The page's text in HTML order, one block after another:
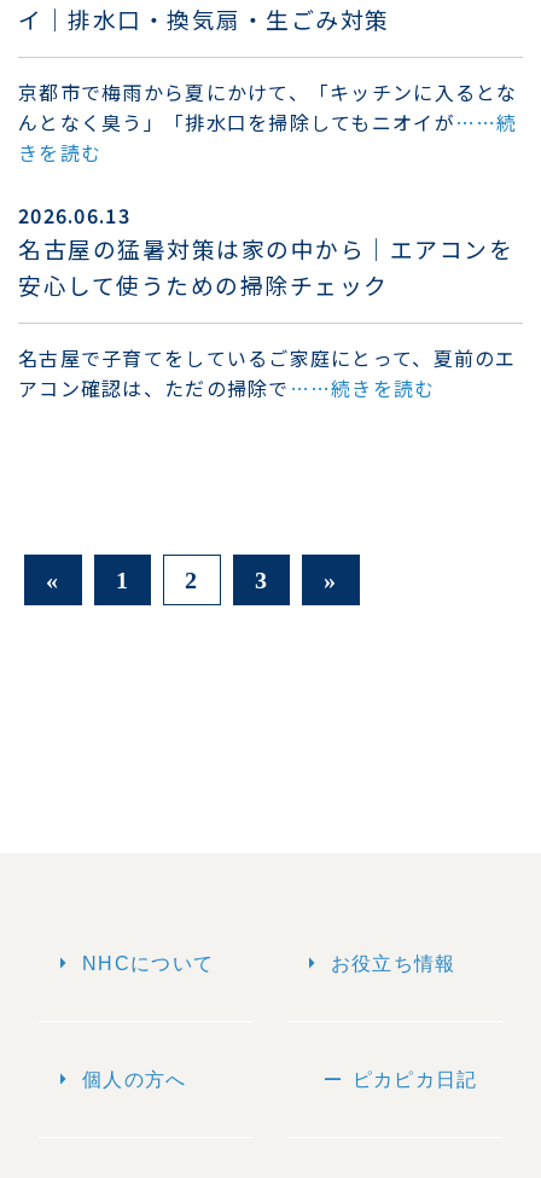
イ｜排水口・換気扇・生ごみ対策
京都市で梅雨から夏にかけて、「キッチンに入るとな
んとなく臭う」「排水口を掃除してもニオイが……続
きを読む
2026.06.13
名古屋の猛暑対策は家の中から｜エアコンを
安心して使うための掃除チェック
名古屋で子育てをしているご家庭にとって、夏前のエ
アコン確認は、ただの掃除で ……続きを読む
« 1 2 3 »
arrow_right NHCについて
arrow_right 個人の方へ
arrow_right お役立ち情報
remove ピカピカ日記